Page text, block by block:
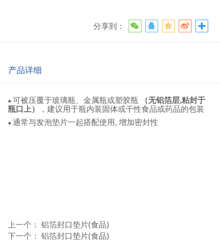
分享到：
产品详细
● 可被压覆于玻璃瓶、金属瓶或塑胶瓶
（无铝箔层,粘封于
瓶口上）
，建议用于瓶内装固体或干性食品或药品的包装
● 通常与发泡垫片一起搭配使用, 增加密封性
上一个： 铝箔封口垫片(食品)
下一个： 铝箔封口垫片(食品)